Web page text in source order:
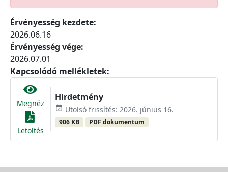
Érvényesség kezdete:
2026.06.16
Érvényesség vége:
2026.07.01
Kapcsolódó mellékletek:
Megnéz
Letöltés
Hirdetmény
event_available Utolsó frissítés: 2026. június 16.
906 KB PDF dokumentum